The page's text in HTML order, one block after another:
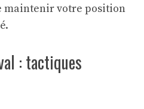
maintenir votre position
: tactiques